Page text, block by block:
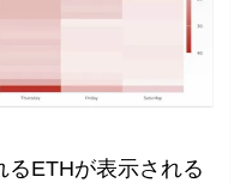
るETHが表示される